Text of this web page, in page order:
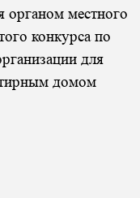
органом местного
конкурса по
для
домом